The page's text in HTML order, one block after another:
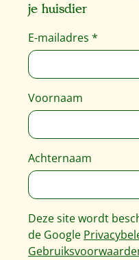
je huisdier
E-mailadres *
Voornaam
Achternaam
Deze site wordt
de Google